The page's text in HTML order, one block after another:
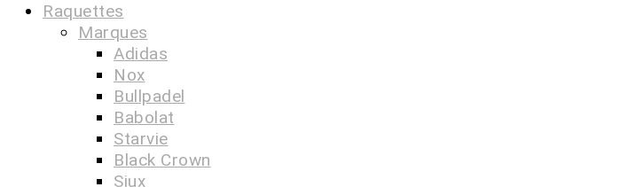
Raquettes
Marques
Adidas
Nox
Bullpadel
Babolat
Starvie
Black Crown
Siux